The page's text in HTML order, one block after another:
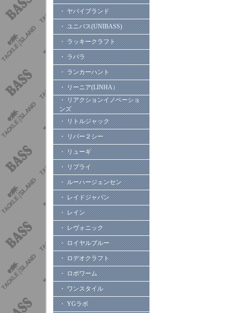
・ ヤバイブランド
・ ユニバス(UNIBASS)
・ ラッキークラフト
・ ラパラ
・ ランカーハント
・ リーニア(LINHA）
・ リアクションイノベーショ
ンズ
・ リトルジャック
・ リバー２シー
・ リューギ
・ リプライ
・ ルーハージェンセン
・ レイドジャパン
・ レイン
・ レヴォニック
・ ロイヤルブルー
・ ロデオクラフト
・ ロボワーム
・ ワンスタイル
・ YGラボ